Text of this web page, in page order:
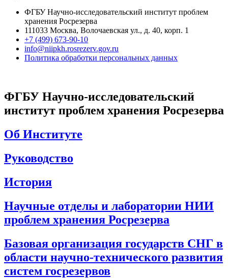
ФГБУ Научно-исследовательский институт проблем
хранения Росрезерва​
111033 Москва, Волочаевская ул., д. 40, корп. 1
+7 (499) 673-90-10
info@niipkh.rosrezerv.gov.ru
Политика обработки персональных данных
ФГБУ Научно-исследовательский
институт проблем хранения Росрезерва
Об Институте
Руководство
История
Научные отделы и лаборатории НИИ
проблем хранения Росрезерва
Базовая организация государств СНГ в
области научно-технического развития
систем госрезервов